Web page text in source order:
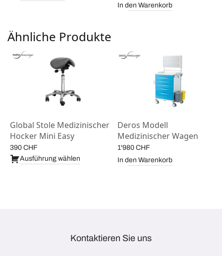
In den Warenkorb
Ähnliche Produkte
Global Stole Medizinischer
Hocker Mini Easy
390 CHF
Ausführung wählen
Deros Modell
Medizinischer Wagen
1'980 CHF
In den Warenkorb
Kontaktieren Sie uns